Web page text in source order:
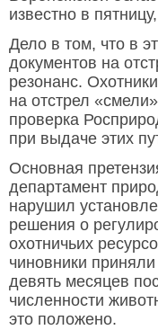
известно в
Дело в том, что в
документов на
резонанс.
на отстрел
проверка
при выдаче этих
Основная
департамент
нарушил
решения о
охотничьих
чиновники
девять месяцев
численности
это положено.